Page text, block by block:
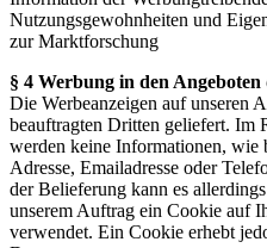
Nutzungsgewohnheiten und
zur Marktforschung
§ 4 Werbung in den
Die Werbeanzeigen auf unseren
beauftragten Dritten geliefert. Im
werden keine Informationen, wie
Adresse, Emailadresse oder
der Belieferung kann es
unserem Auftrag ein Cookie auf
verwendet. Ein Cookie erhebt